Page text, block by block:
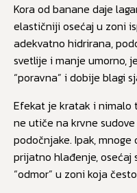
Kora od banane daje
elastičniji osećaj u zoni
adekvatno hidrirana,
svetlije i manje umorno,
“poravna” i dobije blagi
Efekat je kratak i nimalo
ne utiče na krvne
podočnjake. Ipak,
prijatno hlađenje,
“odmor” u zoni koja